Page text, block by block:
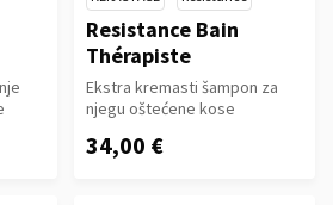
Resistance Bain
Thérapiste
Ekstra kremasti šampon za
njegu oštećene kose
34,00 €